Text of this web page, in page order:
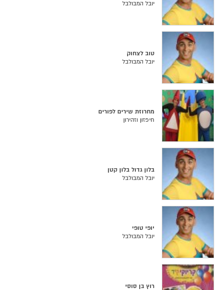
יובל המבולבל
טוב לצחוק
יובל המבולבל
מחרוזת שירים לפורים
חיפזון וזהירון
בלון גדול בלון קטן
יובל המבולבל
יופי טופי
יובל המבולבל
רוץ בן סוסי